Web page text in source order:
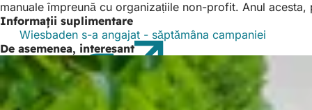
manuale împreună cu organizațiile non-profit. Anul
Informații suplimentare
Wiesbaden s-a angajat - săptămâna campaniei
într-
o
filă
nouă)
De asemenea, interesant